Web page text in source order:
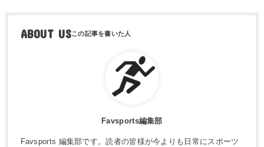
ABOUT US
Favsports編集部
Favsports 編集部です。読者の皆様が今よりも日常にスポーツ